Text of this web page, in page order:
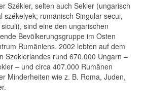
Székler, selten auch Sekler (ungarisch
székelyek; rumänisch Singular secui,
sind eine den ungarischen
Bevölkerungsgruppe im Osten
Rumäniens. 2002 lebten auf dem
Szeklerlandes rund 670.000 Ungarn –
– und circa 407.000 Rumänen
Minderheiten wie z. B. Roma, Juden,